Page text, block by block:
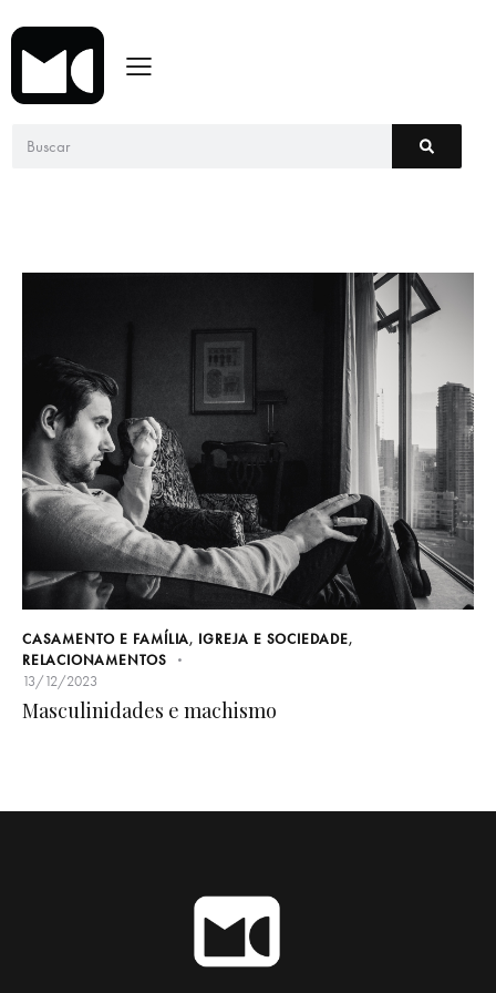
CASAMENTO E FAMÍLIA, IGREJA E SOCIEDADE,
RELACIONAMENTOS
13/12/2023
Masculinidades e machismo